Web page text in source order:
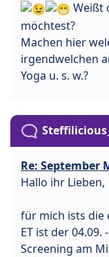
Weißt
möchtest?
Machen hier
irgendwelchen
Yoga u. s. w.?
Re: September
Hallo ihr Lieben,
für mich ists die
ET ist der 04.09.
Screening am